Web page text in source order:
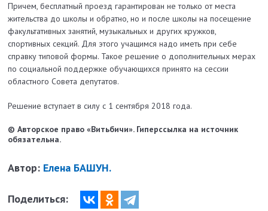
Причем, бесплатный проезд гарантирован не только от места
жительства до школы и обратно, но и после школы на посещение
факультативных занятий, музыкальных и других кружков,
спортивных секций. Для этого учащимся надо иметь при себе
справку типовой формы. Такое решение о дополнительных мерах
по социальной поддержке обучающихся принято на сессии
областного Совета депутатов.
Решение вступает в силу с 1 сентября 2018 года.
© Авторское право «Витьбичи». Гиперссылка на источник
обязательна.
Автор: Елена БАШУН.
Поделиться: